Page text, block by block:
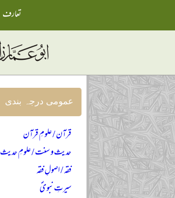
تعارف
عمومی درجہ بندی
قرآن / علومِ قرآن
حدیث و سنت / علومِ حدیث
فقہ / اصولِ فقہ
سیرتِ نبویؐ